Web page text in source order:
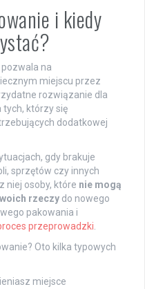
i kiedy
na
miejscu przez
rozwiązanie dla
tych, którzy się
dodatkowej
gdy brakuje
sprzętów czy innych
niej osoby, które nie mogą
rzeczy do nowego
pakowania i
przeprowadzki
Oto kilka typowych
miejsce